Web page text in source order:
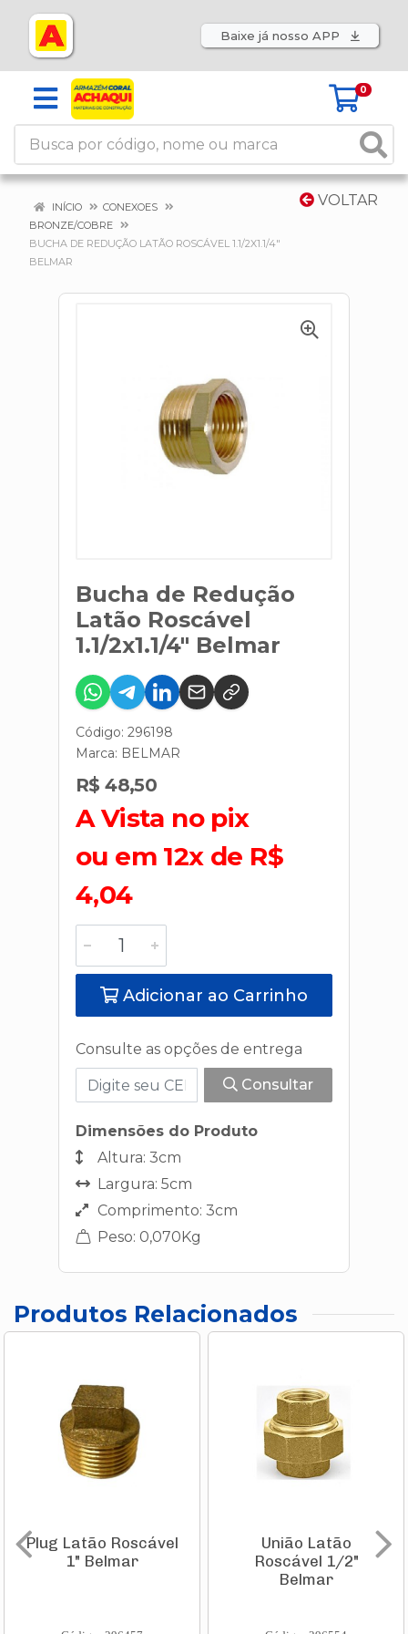
Baixe já nosso APP
0
VOLTAR
INÍCIO
CONEXOES
BRONZE/COBRE
BUCHA DE REDUÇÃO LATÃO ROSCÁVEL 1.1/2X1.1/4"
BELMAR
Bucha de Redução
Latão Roscável
1.1/2x1.1/4" Belmar
Código: 296198
Marca: BELMAR
R$ 48,50
A Vista no pix
ou em 12x de R$
4,04
Adicionar ao Carrinho
Consulte as opções de entrega
Consultar
Dimensões do Produto
Altura: 3cm
Largura: 5cm
Comprimento: 3cm
Peso: 0,070Kg
Produtos Relacionados
Plug Latão Roscável
1" Belmar
União Latão
Roscável 1/2"
Belmar